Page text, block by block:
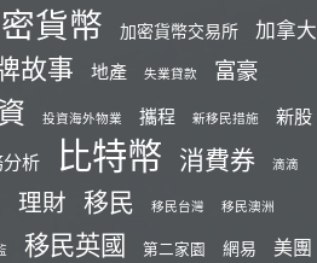
貨幣 加密貨幣交易所 加拿大
故事 地產 失業貸款 富豪
投資海外物業 攜程 新移民措施
新股
析
比特幣 消費券 滴滴
理財 移民 移民台灣 移民澳洲
移民英國 第二家園 網易 美團